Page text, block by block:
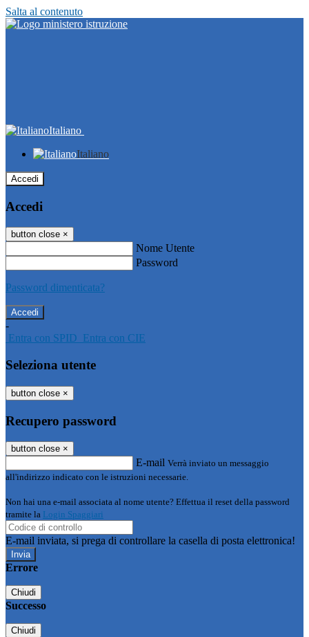
Salta al contenuto
Italiano
Italiano
Accedi
Accedi
button close ×
Nome Utente
Password
Password dimenticata?
-
Entra con SPID Entra con CIE
Seleziona utente
button close ×
Recupero password
button close ×
E-mail Verrà inviato un messaggio
all'indirizzo indicato con le istruzioni necessarie.
Non hai una e-mail associata al nome utente? Effettua il reset della password
tramite la Login Spaggiari
E-mail inviata, si prega di controllare la casella di posta elettronica!
Errore
Chiudi
Successo
Chiudi